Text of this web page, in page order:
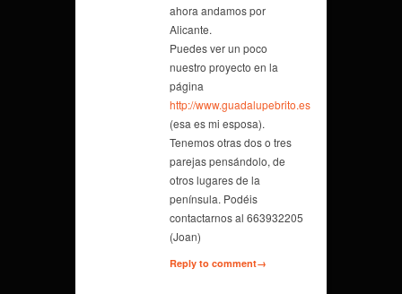
ahora andamos por
Alicante.
Puedes ver un poco
nuestro proyecto en la
página
http://www.guadalupebrito.es
(esa es mi esposa).
Tenemos otras dos o tres
parejas pensándolo, de
otros lugares de la
península. Podéis
contactarnos al 663932205
(Joan)
Reply to comment→